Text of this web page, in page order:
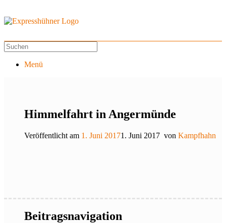
Menü
Himmelfahrt in Angermünde
Veröffentlicht am 1. Juni 20171. Juni 2017 von Kampfhahn
Beitragsnavigation